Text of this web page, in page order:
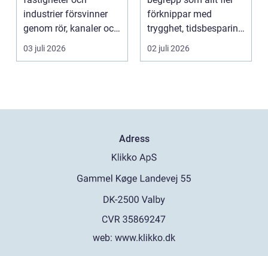
industrier försvinner
genom rör, kanaler och
tekniska insta...
03 juli 2026
förknippar med
trygghet, tidsbesparing
oc...
02 juli 2026
Adress
web: www.klikko.dk